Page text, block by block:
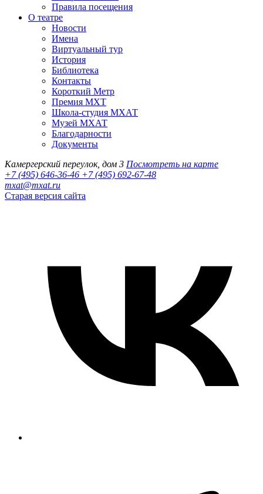
Правила посещения
О театре
Новости
Имена
Виртуальный тур
История
Библиотека
Контакты
Короткий Метр
Премия МХТ
Школа-студия МХАТ
Музей МХАТ
Благодарности
Документы
Камергерский переулок, дом 3 Посмотреть на карте
+7 (495) 646-36-46 +7 (495) 692-67-48‬
mxat@mxat.ru
Старая версия сайта